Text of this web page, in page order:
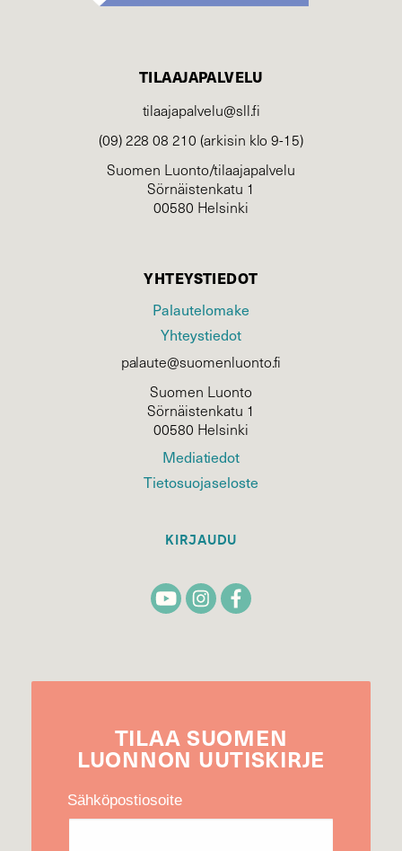
TILAAJAPALVELU
tilaajapalvelu@sll.fi
(09) 228 08 210 (arkisin klo 9-15)
Suomen Luonto/tilaajapalvelu
Sörnäistenkatu 1
00580 Helsinki
YHTEYSTIEDOT
Palautelomake
Yhteystiedot
palaute@suomenluonto.fi
Suomen Luonto
Sörnäistenkatu 1
00580 Helsinki
Mediatiedot
Tietosuojaseloste
KIRJAUDU
TILAA SUOMEN
LUONNON UUTIS­KIRJE
Sähköpostiosoite